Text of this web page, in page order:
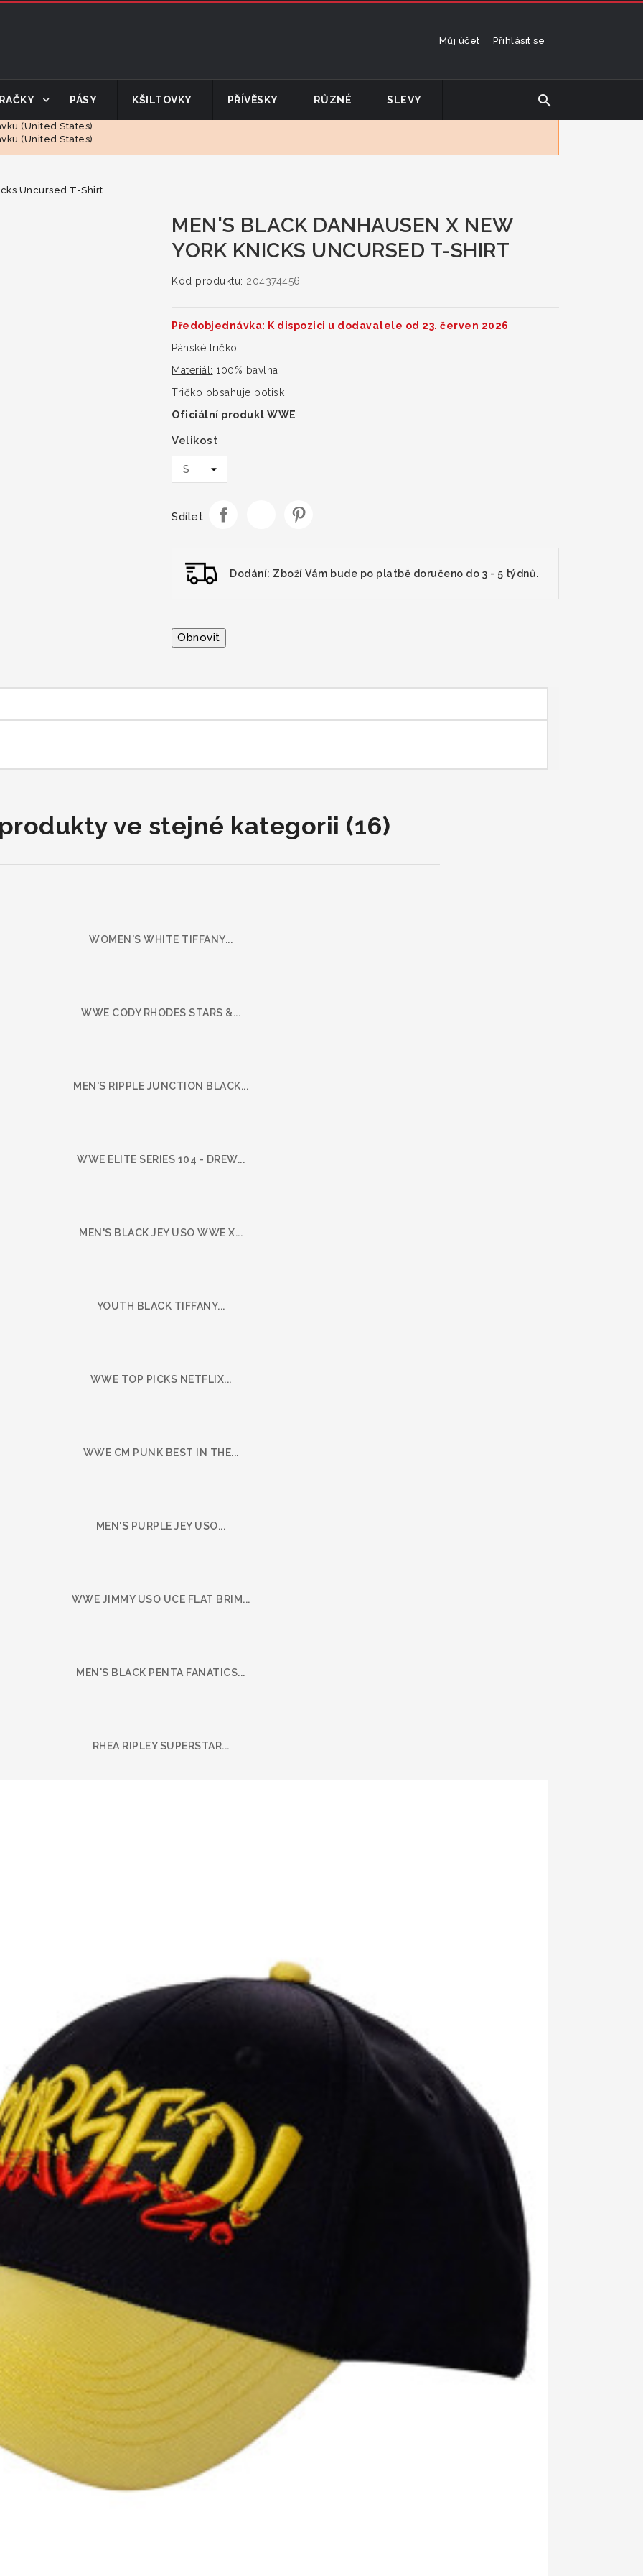
Můj účet Přihlásit se
PÁSY KŠILTOVKY PŘÍVĚSKY RŮZNÉ SLEVY search
(United States).
(United States).
Uncursed T-Shirt
MEN'S BLACK DANHAUSEN X NEW
YORK KNICKS UNCURSED T-SHIRT
Kód produktu: 204374456
Předobjednávka: K dispozici u dodavatele od 23. červen 2026
Pánské tričko
Materiál: 100% bavlna
Tričko obsahuje potisk
Oficiální produkt WWE
Velikost
Sdílet
Dodání: Zboží Vám bude po platbě doručeno do 3 - 5 týdnů.
ve stejné kategorii (16)
WOMEN'S WHITE TIFFANY...
WWE CODY RHODES STARS &...
MEN'S RIPPLE JUNCTION BLACK...
WWE ELITE SERIES 104 - DREW...
MEN'S BLACK JEY USO WWE X...
YOUTH BLACK TIFFANY...
WWE TOP PICKS NETFLIX...
WWE CM PUNK BEST IN THE...
MEN'S PURPLE JEY USO...
WWE JIMMY USO UCE FLAT BRIM...
MEN'S BLACK PENTA FANATICS...
RHEA RIPLEY SUPERSTAR...